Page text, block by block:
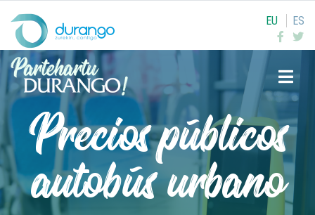
EU ES
Precios públicos
autobús urbano